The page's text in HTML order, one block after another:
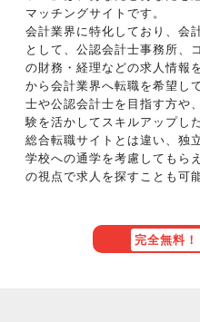
マッチングサイトです。
会計業界に特化しており、会
として、公認会計士事務所、
の財務・経理などの求人情報
から会計業界へ転職を希望し
士や公認会計士を目指す方や
験を活かしてスキルアップし
総合転職サイトとは違い、独
学校への通学を考慮してもら
の視点で求人を探すことも可
完全無料！